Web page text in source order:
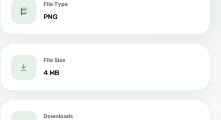
File Type
PNG
File Size
4 MB
Downloads